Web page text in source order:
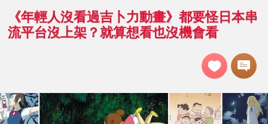
《年輕人沒看過吉卜力動畫》都要怪日本串
流平台沒上架？就算想看也沒機會看